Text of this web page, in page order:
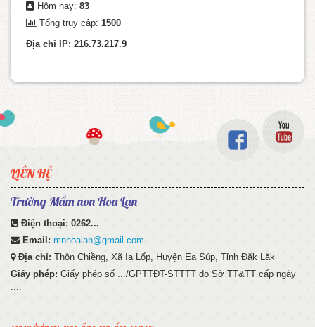
Hôm nay: 83
Tổng truy cập: 1500
Địa chỉ IP: 216.73.217.9
LIÊN HỆ
Trường Mầm non Hoa Lan
Điện thoại: 0262...
Email: mnhoalan@gmail.com
Địa chỉ: Thôn Chiềng, Xã Ia Lốp, Huyện Ea Súp, Tỉnh Đăk Lăk
Giấy phép: Giấy phép số .../GPTTĐT-STTTT do Sở TT&TT cấp ngày
....